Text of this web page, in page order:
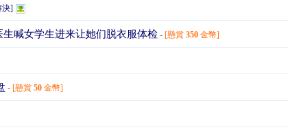
決]
喊女学生进来让她们脱衣服体检 - [懸賞350 金幣]
- [懸賞50 金幣]